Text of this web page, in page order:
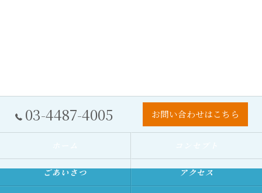
03-4487-4005 お問い合わせはこちら
ごあいさつ アクセス